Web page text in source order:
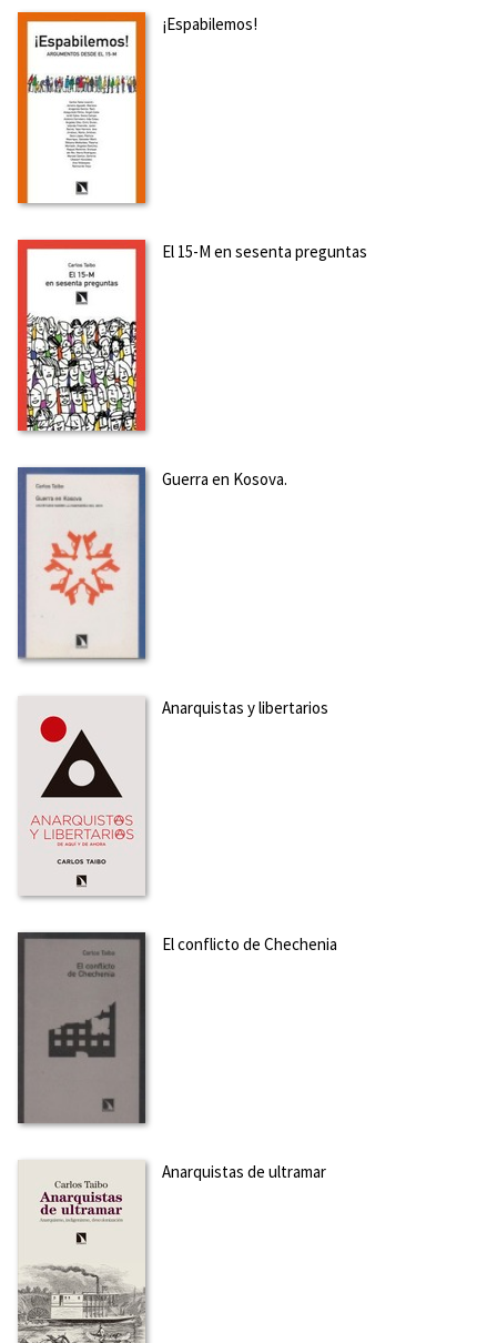
¡Espabilemos!
El 15-M en sesenta preguntas
Guerra en Kosova.
Anarquistas y libertarios
El conflicto de Chechenia
Anarquistas de ultramar